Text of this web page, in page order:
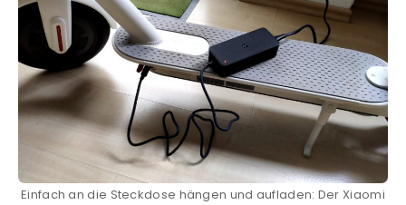
Einfach an die Steckdose hängen und aufladen: Der Xiaomi